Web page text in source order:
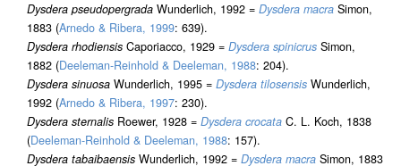
Dysdera pseudopergrada Wunderlich, 1992 = Dysdera macra Simon,
1883 (Arnedo & Ribera, 1999: 639).
Dysdera rhodiensis Caporiacco, 1929 = Dysdera spinicrus Simon,
1882 (Deeleman-Reinhold & Deeleman, 1988: 204).
Dysdera sinuosa Wunderlich, 1995 = Dysdera tilosensis Wunderlich,
1992 (Arnedo & Ribera, 1997: 230).
Dysdera sternalis Roewer, 1928 = Dysdera crocata C. L. Koch, 1838
(Deeleman-Reinhold & Deeleman, 1988: 157).
Dysdera tabaibaensis Wunderlich, 1992 = Dysdera macra Simon, 1883